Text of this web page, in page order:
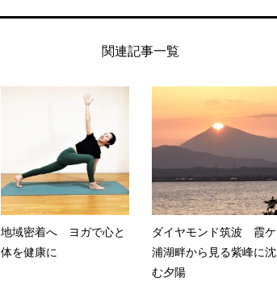
関連記事一覧
地域密着へ ヨガで心と
体を健康に
ダイヤモンド筑波 霞ケ
浦湖畔から見る紫峰に沈
む夕陽